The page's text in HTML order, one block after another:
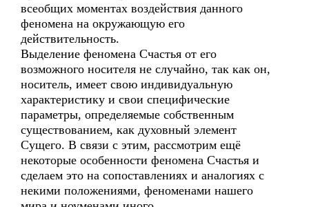
всеобщих моментах воздействия данного
феномена на окружающую его
действительность.
Выделение феномена Счастья от его
возможного носителя не случайно, так как он,
носитель, имеет свою индивидуальную
характеристику и свои специфические
параметры, определяемые собственным
существованием, как духовный элемент
Сущего. В связи с этим, рассмотрим ещё
некоторые особенности феномена Счастья и
сделаем это на сопоставлениях и аналогиях с
некими положениями, феноменами нашего